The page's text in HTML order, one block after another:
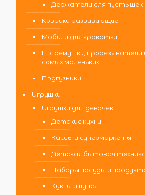
Держатели для пустышек
Коврики развивающие
Мобили для кроватки
Погремушки, прорезыватели
самых маленьких
Подгузники
Игрушки
Игрушки для девочек
Детские кухни
Кассы и супермаркеты
Детская бытовая техника
Наборы посуды и
Куклы и пупсы